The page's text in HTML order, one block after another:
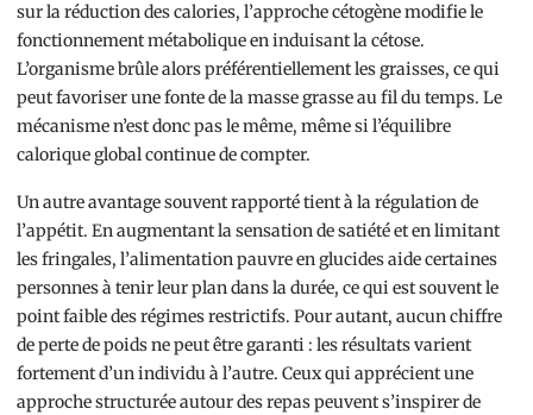
sur la réduction des calories, l’approche cétogène modifie le
fonctionnement métabolique en induisant la cétose.
L’organisme brûle alors préférentiellement les graisses, ce qui
peut favoriser une fonte de la masse grasse au fil du temps. Le
mécanisme n’est donc pas le même, même si l’équilibre
calorique global continue de compter.
Un autre avantage souvent rapporté tient à la régulation de
l’appétit. En augmentant la sensation de satiété et en limitant
les fringales, l’alimentation pauvre en glucides aide certaines
personnes à tenir leur plan dans la durée, ce qui est souvent le
point faible des régimes restrictifs. Pour autant, aucun chiffre
de perte de poids ne peut être garanti : les résultats varient
fortement d’un individu à l’autre. Ceux qui apprécient une
approche structurée autour des repas peuvent s’inspirer de